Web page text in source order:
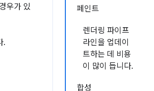
페인트
렌더링 파이프
라인을 업데이
트하는 데 비용
이 많이 듭니다.
합성
우가 있
.